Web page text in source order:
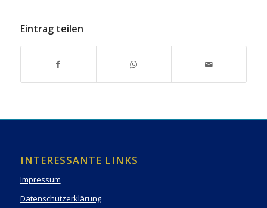
Eintrag teilen
INTERESSANTE LINKS
Impressum
Datenschutzerklärung